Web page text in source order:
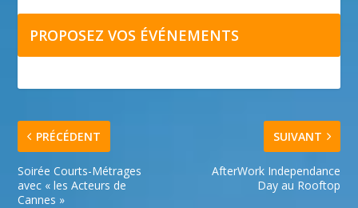
PROPOSEZ VOS ÉVÉNEMENTS
PRÉCÉDENT
Soirée Courts-Métrages
avec « les Acteurs de
Cannes »
SUIVANT
AfterWork Independance
Day au Rooftop